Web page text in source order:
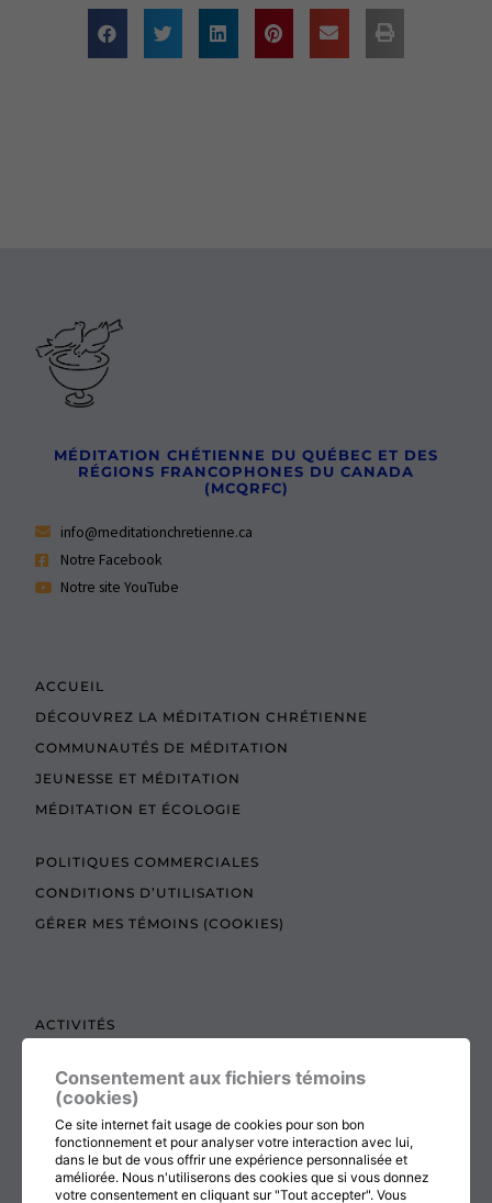
MÉDITATION CHÉTIENNE DU QUÉBEC ET DES
RÉGIONS FRANCOPHONES DU CANADA
(MCQRFC)
info@meditationchretienne.ca
Notre Facebook
Notre site YouTube
ACCUEIL
DÉCOUVREZ LA MÉDITATION CHRÉTIENNE
COMMUNAUTÉS DE MÉDITATION
JEUNESSE ET MÉDITATION
MÉDITATION ET ÉCOLOGIE
POLITIQUES COMMERCIALES
CONDITIONS D’UTILISATION
GÉRER MES TÉMOINS (COOKIES)
ACTIVITÉS
ADMINISTRATION
BOUTIQUE
COTISATION, RENOUVELLEMENT ET ÉCHOS
DON
Consentement aux fichiers témoins
(cookies)
Ce site internet fait usage de cookies pour son bon
fonctionnement et pour analyser votre interaction avec lui,
dans le but de vous offrir une expérience personnalisée et
améliorée. Nous n'utiliserons des cookies que si vous donnez
votre consentement en cliquant sur "Tout accepter". Vous